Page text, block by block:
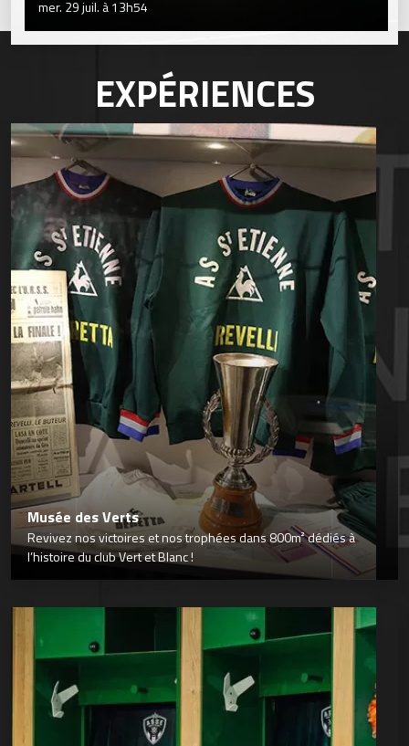
mer. 29 juil. à 13h54
EXPÉRIENCES
Musée des Verts
Revivez nos victoires et nos trophées dans 800m² dédiés à
l’histoire du club Vert et Blanc !